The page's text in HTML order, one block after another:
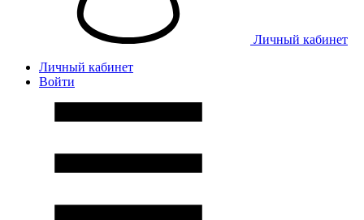
Личный кабинет
Личный кабинет
Войти